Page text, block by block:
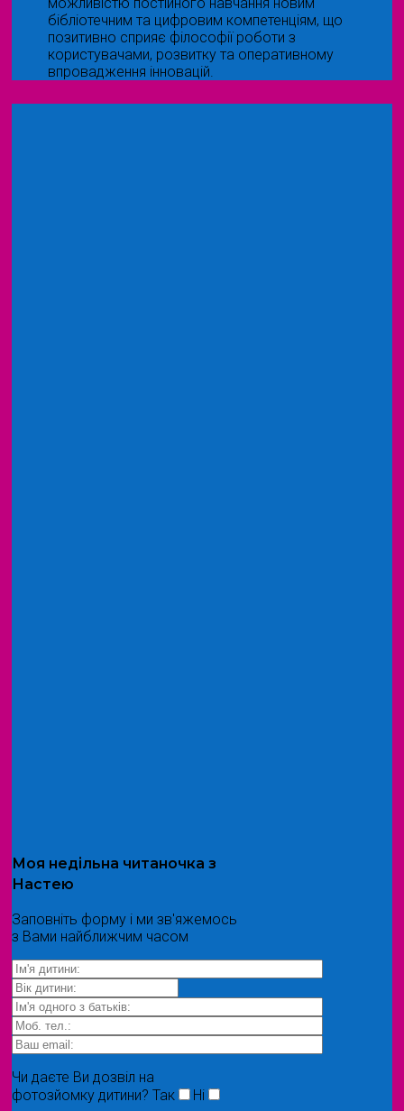
бібліотечним та цифровим компетенціям, що
позитивно сприяє філософії роботи з
користувачами, розвитку та оперативному
впровадження інновацій.
Моя недільна читаночка з
Настею
Заповніть форму і ми зв'яжемось
з Вами найближчим часом
Чи даєте Ви дозвіл на
фотозйомку дитини? Так Ні